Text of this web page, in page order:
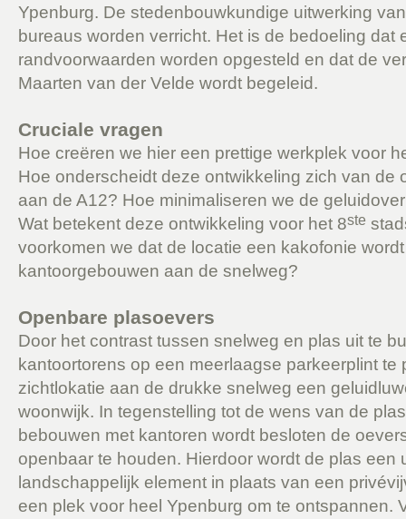
Ypenburg. De stedenbouwkundige uitwerking
bureaus worden verricht. Het is de bedoeling dat
randvoorwaarden worden opgesteld en dat de
Maarten van der Velde wordt begeleid.
Cruciale vragen
Hoe creëren we hier een prettige werkplek voor
Hoe onderscheidt deze ontwikkeling zich van de
aan de A12? Hoe minimaliseren we de
Wat betekent deze ontwikkeling voor het 8ste
voorkomen we dat de locatie een kakofonie
kantoorgebouwen aan de snelweg?
Openbare plasoevers
Door het contrast tussen snelweg en plas uit te
kantoortorens op een meerlaagse parkeerplint te
zichtlokatie aan de drukke snelweg een
woonwijk. In tegenstelling tot de wens van de
bebouwen met kantoren wordt besloten de
openbaar te houden. Hierdoor wordt de plas een
landschappelijk element in plaats van een
een plek voor heel Ypenburg om te ontspannen.